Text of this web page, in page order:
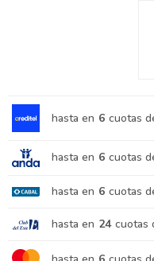
hasta en 6 cuotas
hasta en 6 cuotas
hasta en 6 cuotas
hasta en 24 cuotas